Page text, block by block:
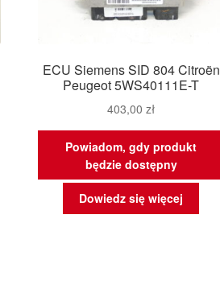
ECU Siemens SID 804 Citroën
Peugeot 5WS40111E-T
403,00zł
Powiadom, gdy produkt
będzie dostępny
Dowiedz się więcej